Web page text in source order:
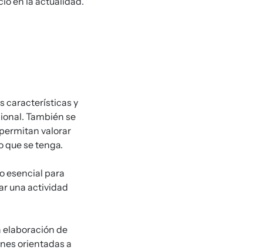
características y
También se
valorar
que se tenga.
esencial para
una actividad
elaboración de
orientadas a